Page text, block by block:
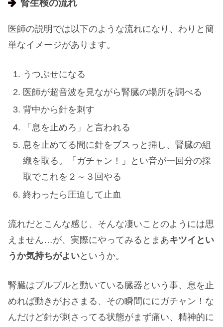
腎生検の流れ
医師の説明では以下のような流れになり、わりと簡
単なイメージがあります。
うつぶせになる
医師が超音波を見ながら腎臓の場所を調べる
背中から針を刺す
「息を止めろ」と言われる
息を止めてる間に針をブスっと挿し、腎臓の組
織を取る。「ガチャン！」とい音が一回分の採
取でこれを２～３回やる
終わったら圧迫して止血
流れだとこんな感じ、そんな凄いことのようには思
えません…が、実際にやってみるとまあキツイとい
うか気持ちがよいというか。
腎臓はプルプルと動いている臓器という事、息を止
めれば動きがおさまる、その瞬間ににガチャン！な
んだけど針が刺さってる状態がまず痛い、精神的に